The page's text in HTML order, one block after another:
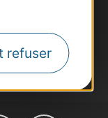
refuser
des
de sorties.